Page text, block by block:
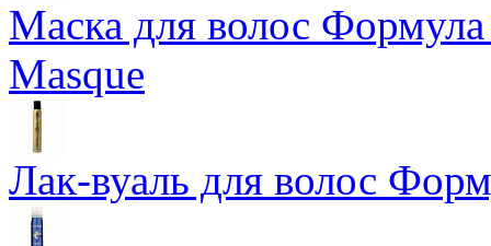
Маска для волос
Masque
Лак-вуаль для волос